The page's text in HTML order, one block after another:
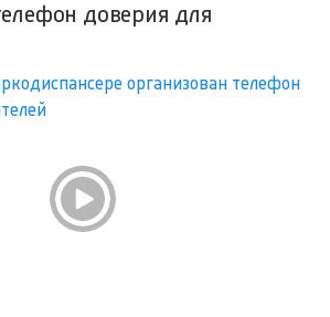
доверия для